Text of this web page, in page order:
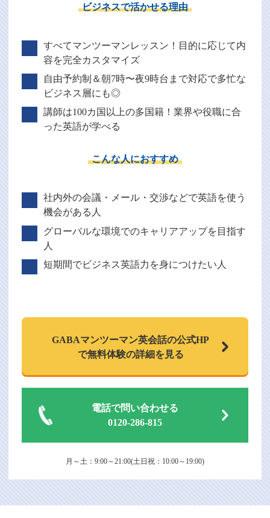
ビジネスで活かせる理由
すべてマンツーマンレッスン！目的に応じて内
容を完全カスタマイズ
自由予約制＆朝7時〜夜9時台まで対応で多忙な
ビジネス層にも◎
講師は100カ国以上の多国籍！業界や役職に合
った英語が学べる
こんな人におすすめ
社内外の会議・メール・交渉などで英語を使う
機会がある人
グローバルな環境でのキャリアアップを目指す
人
短期間でビジネス英語力を身につけたい人
GABAマンツーマン英会話の公式HP
で無料体験の詳細を見る
電話で問い合わせる
0120-286-815
月～土：9:00～21:00(土日祝：10:00～19:00)